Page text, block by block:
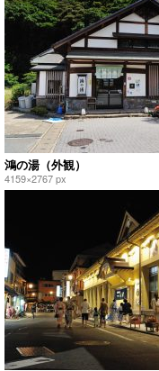
鴻の湯（外観）
4159×2767 px